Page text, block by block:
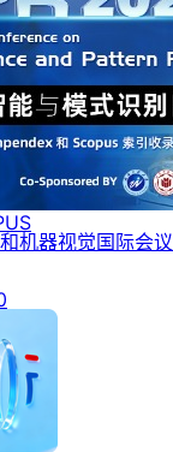
机器视觉国际会议